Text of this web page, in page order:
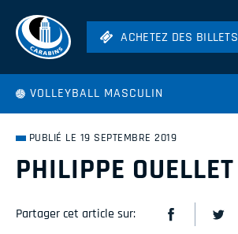
ACHETEZ DES BILLETS
Hockey
ACHETEZ DES BILLETS
VOLLEYBALL MASCULIN
PUBLIÉ LE 19 SEPTEMBRE 2019
PHILIPPE OUELLET
Partager cet article sur: